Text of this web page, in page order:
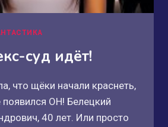
суд идёт!
что щёки начали краснеть,
появился ОН! Белецкий
40 лет. Или просто